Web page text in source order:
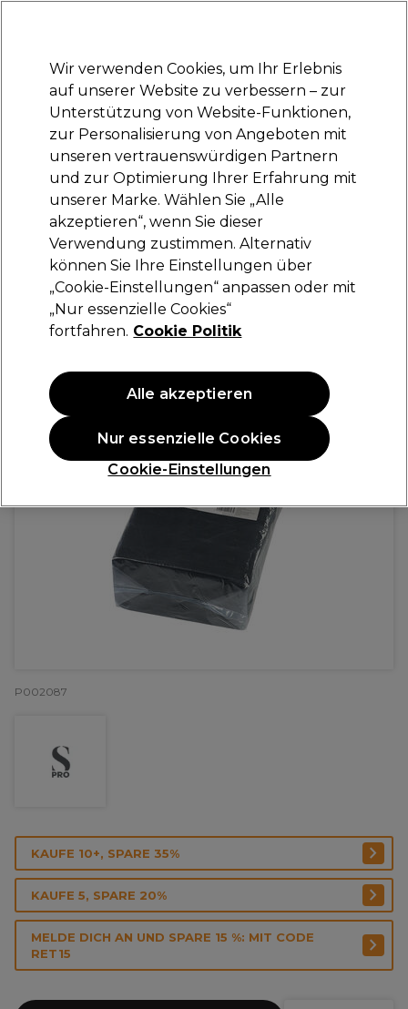
Anmelden
Marken Deals Haare Elektrogeräte Saloneinrichtung
Lieferung und Lieferzeiten
– mehr erfahren
S-PRO Einweghandtücher Schwarz 50stk
0
20,05 €
P002087
KAUFE 10+, SPARE 35%
KAUFE 5, SPARE 20%
MELDE DICH AN UND SPARE 15 %: MIT CODE
RET15
Wir verwenden Cookies, um Ihr Erlebnis
auf unserer Website zu verbessern – zur
Unterstützung von Website-Funktionen,
zur Personalisierung von Angeboten mit
unseren vertrauenswürdigen Partnern
und zur Optimierung Ihrer Erfahrung mit
unserer Marke. Wählen Sie „Alle
akzeptieren“, wenn Sie dieser
Verwendung zustimmen. Alternativ
können Sie Ihre Einstellungen über
„Cookie-Einstellungen“ anpassen oder mit
„Nur essenzielle Cookies“
fortfahren. Cookie Politik
Cookie-Einstellungen
Nur essenzielle Cookies
Alle akzeptieren